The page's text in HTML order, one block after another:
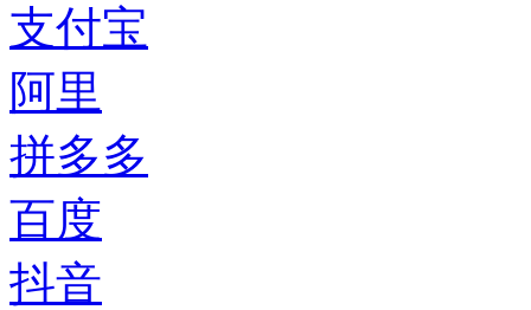
支付宝
阿里
拼多多
百度
抖音